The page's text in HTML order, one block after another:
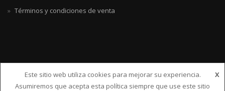
Términos y condiciones de venta
Este sitio web utiliza cookies para mejorar su experiencia.
Asumiremos que acepta esta política siempre que use este sitio
X